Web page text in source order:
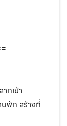
กเข้า
นพัก สร้างที่